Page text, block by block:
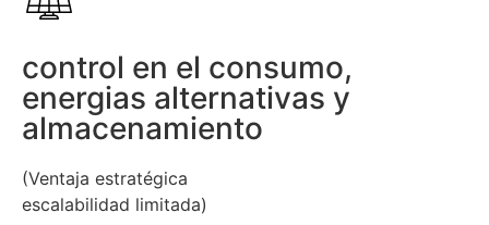
control en el consumo,
energias alternativas y
almacenamiento
(Ventaja estratégica
escalabilidad limitada)